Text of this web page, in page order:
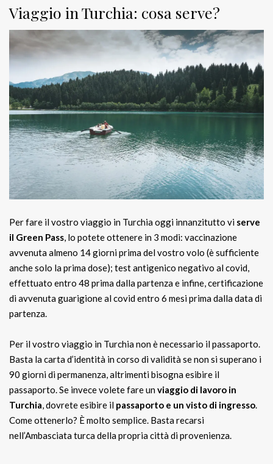
Viaggio in Turchia: cosa serve?
Per fare il vostro viaggio in Turchia oggi innanzitutto vi serve
il Green Pass, lo potete ottenere in 3 modi: vaccinazione
avvenuta almeno 14 giorni prima del vostro volo (è sufficiente
anche solo la prima dose); test antigenico negativo al covid,
effettuato entro 48 prima dalla partenza e infine, certificazione
di avvenuta guarigione al covid entro 6 mesi prima dalla data di
partenza.
Per il vostro viaggio in Turchia non è necessario il passaporto.
Basta la carta d’identità in corso di validità se non si superano i
90 giorni di permanenza, altrimenti bisogna esibire il
passaporto. Se invece volete fare unviaggio di lavoro in
Turchia, dovrete esibire il passaporto e un visto di ingresso.
Come ottenerlo? È molto semplice. Basta recarsi
nell’Ambasciata turca della propria città di provenienza.